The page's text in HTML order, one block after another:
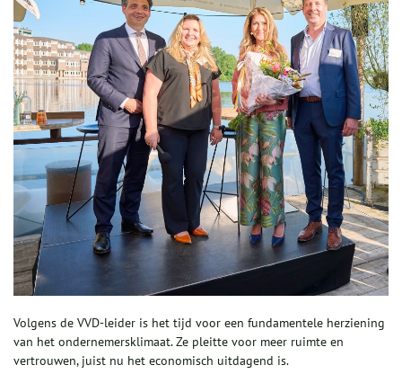
Volgens de VVD-leider is het tijd voor een fundamentele herziening
van het ondernemersklimaat. Ze pleitte voor meer ruimte en
vertrouwen, juist nu het economisch uitdagend is.